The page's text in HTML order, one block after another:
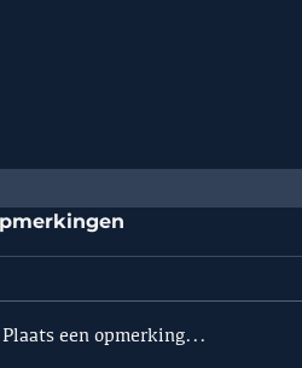
Plaats een opmerking...